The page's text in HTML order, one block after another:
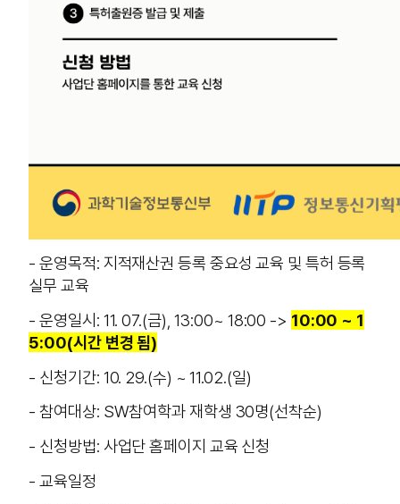
- 운영목적: 지적재산권 등록 중요성 교육 및 특허 등록
실무 교육
- 운영일시: 11. 07.(금), 13:00~ 18:00 -> 10:00 ~ 1
5:00(시간 변경 됨)
- 신청기간: 10. 29.(수) ~ 11.02.(일)
- 참여대상: SW참여학과 재학생 30명(선착순)
- 신청방법: 사업단 홈페이지 교육 신청
- 교육일정